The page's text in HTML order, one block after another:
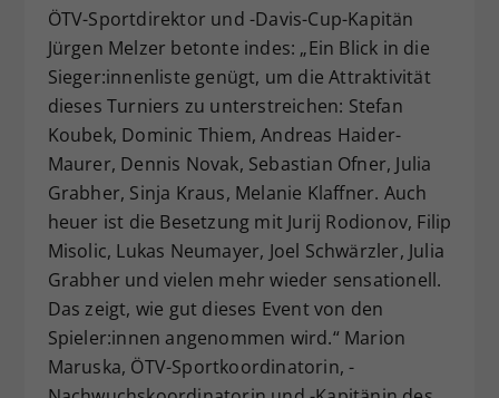
ÖTV-Sportdirektor und -Davis-Cup-Kapitän
Jürgen Melzer betonte indes: „Ein Blick in die
Sieger:innenliste genügt, um die Attraktivität
dieses Turniers zu unterstreichen: Stefan
Koubek, Dominic Thiem, Andreas Haider-
Maurer, Dennis Novak, Sebastian Ofner, Julia
Grabher, Sinja Kraus, Melanie Klaffner. Auch
heuer ist die Besetzung mit Jurij Rodionov, Filip
Misolic, Lukas Neumayer, Joel Schwärzler, Julia
Grabher und vielen mehr wieder sensationell.
Das zeigt, wie gut dieses Event von den
Spieler:innen angenommen wird.“ Marion
Maruska, ÖTV-Sportkoordinatorin, -